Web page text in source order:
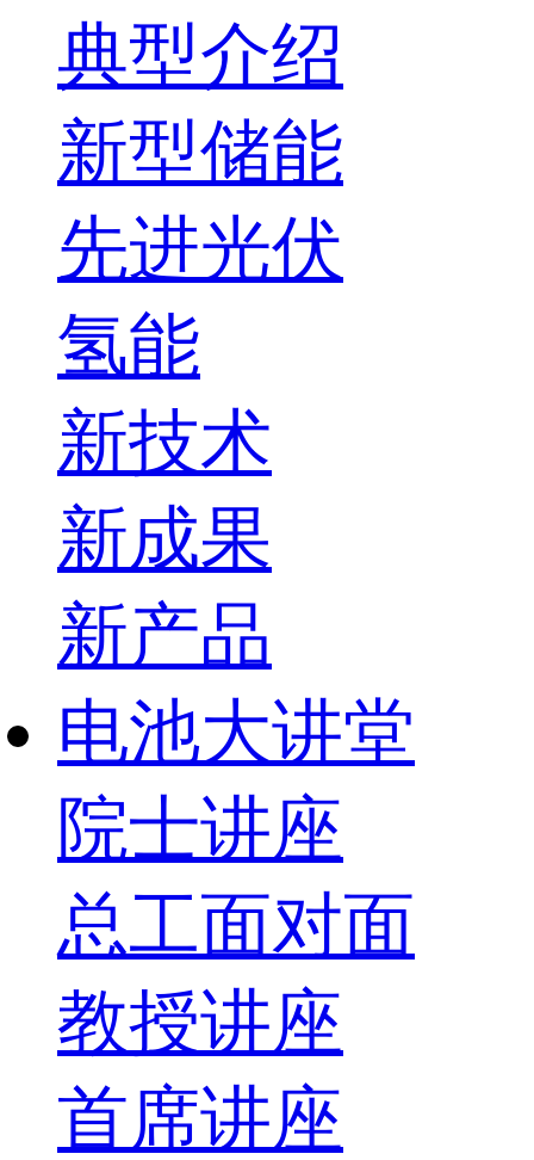
典型介绍
新型储能
先进光伏
氢能
新技术
新成果
新产品
电池大讲堂
院士讲座
总工面对面
教授讲座
首席讲座